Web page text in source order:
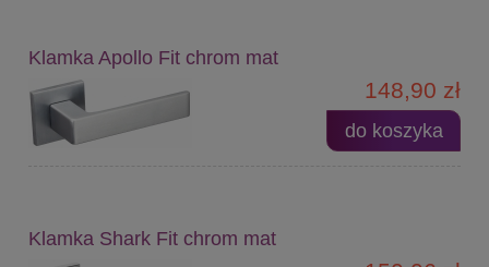
Klamka Apollo Fit chrom mat
148,90 zł
do koszyka
Klamka Shark Fit chrom mat